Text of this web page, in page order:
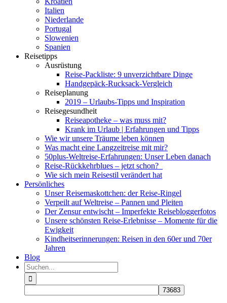
Italien
Niederlande
Portugal
Slowenien
Spanien
Reisetipps
Ausrüstung
Reise-Packliste: 9 unverzichtbare Dinge
Handgepäck-Rucksack-Vergleich
Reiseplanung
2019 – Urlaubs-Tipps und Inspiration
Reisegesundheit
Reiseapotheke – was muss mit?
Krank im Urlaub | Erfahrungen und Tipps
Wie wir unsere Träume leben können
Was macht eine Langzeitreise mit mir?
50plus-Weltreise-Erfahrungen: Unser Leben danach
Reise-Rückkehrblues – jetzt schon?
Wie sich mein Reisestil verändert hat
Persönliches
Unser Reisemaskottchen: der Reise-Ringel
Verpeilt auf Weltreise – Pannen und Pleiten
Der Zensur entwischt – Imperfekte Reisebloggerfotos
Unsere schönsten Reise-Erlebnisse – Momente für die
Ewigkeit
Kindheitserinnerungen: Reisen in den 60er und 70er
Jahren
Blog
Suche
nach: